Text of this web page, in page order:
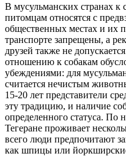
В мусульманских странах
питомцам относятся с
общественных местах и их
транспорте запрещены, а
друзей также не
отношению к собакам
убеждениями: для
считается нечистым
15-20 лет представители
эту традицию, и наличие
определенного статуса.
Тегеране проживает
всего люди предпочитают
как шпицы или